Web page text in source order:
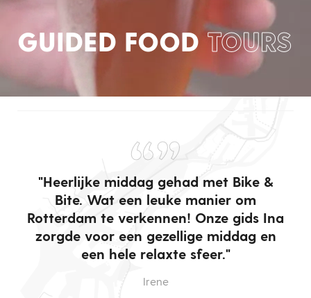
GUIDED FOODTOURS
“”
"Heerlijke middag gehad met Bike &
Bite. Wat een leuke manier om
Rotterdam te verkennen! Onze gids Ina
zorgde voor een gezellige middag en
een hele relaxte sfeer."
Irene